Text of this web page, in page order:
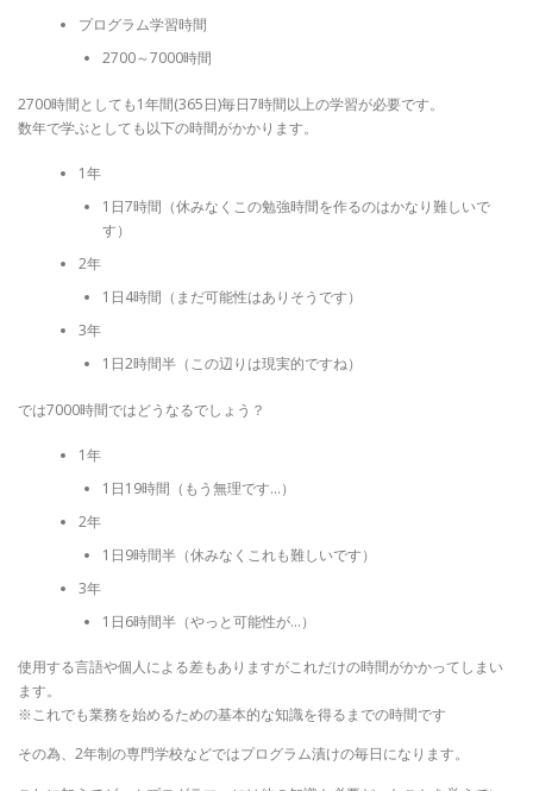
プログラム学習時間
2700～7000時間
2700時間としても1年間(365日)毎日7時間以上の学習が必要です。
数年で学ぶとしても以下の時間がかかります。
1年
1日7時間（休みなくこの勉強時間を作るのはかなり難しいで
す）
2年
1日4時間（まだ可能性はありそうです）
3年
1日2時間半（この辺りは現実的ですね）
では7000時間ではどうなるでしょう？
1年
1日19時間（もう無理です…）
2年
1日9時間半（休みなくこれも難しいです）
3年
1日6時間半（やっと可能性が…）
使用する言語や個人による差もありますがこれだけの時間がかかってしまい
ます。
※これでも業務を始めるための基本的な知識を得るまでの時間です
その為、2年制の専門学校などではプログラム漬けの毎日になります。